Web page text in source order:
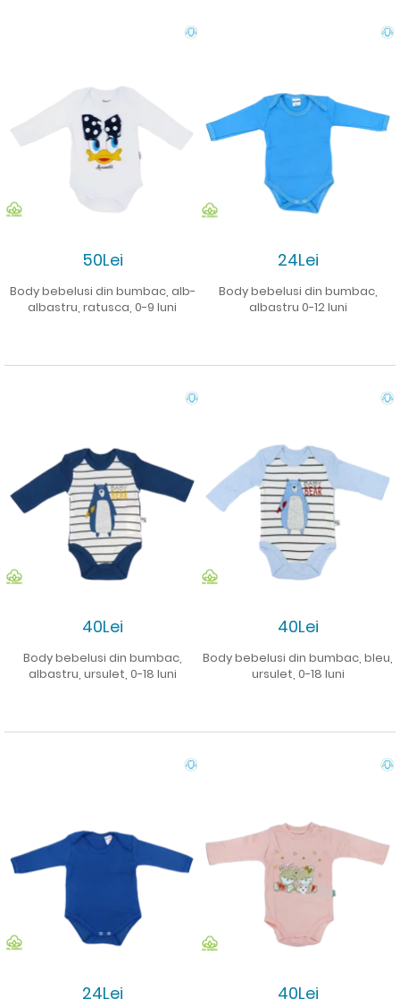
50Lei
Body bebelusi din bumbac, alb-
albastru, ratusca, 0-9 luni
24Lei
Body bebelusi din bumbac,
albastru 0-12 luni
40Lei
Body bebelusi din bumbac,
albastru, ursulet, 0-18 luni
40Lei
Body bebelusi din bumbac, bleu,
ursulet, 0-18 luni
24Lei 40Lei